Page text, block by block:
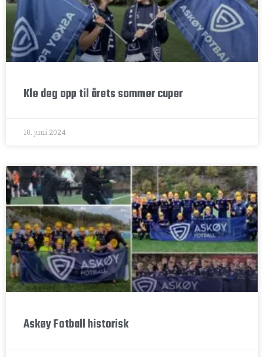
Kle deg opp til årets sommer cuper
10. juni 2024
Askøy Fotball historisk